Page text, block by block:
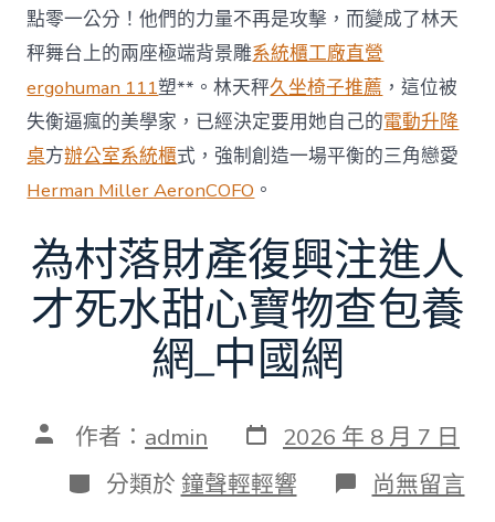
點零一公分！他們的力量不再是攻擊，而變成了林天
秤舞台上的兩座極端背景雕系統櫃工廠直營
ergohuman 111塑**。林天秤久坐椅子推薦 ，這位被
失衡逼瘋的美學家，已經決定要用她自己的電動升降
桌方辦公室系統櫃式，強制創造一場平衡的三角戀愛
Herman Miller AeronCOFO 。
為村落財產復興注進人
才死水甜心寶物查包養
網_中國網
文 作者： admin 發
表
日
期
2026 年 8 月 7 日
分
類
分類於 鐘聲輕輕響 在
〈為
尚無留言